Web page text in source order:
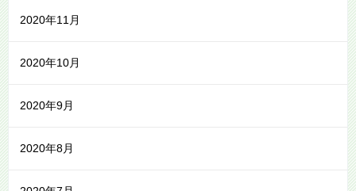
2020年11月
2020年10月
2020年9月
2020年8月